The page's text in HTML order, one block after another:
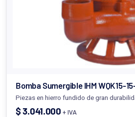
Bomba Sumergible IHM WQK15-
Piezas en hierro fundido de gran
$3.041.000 + IVA